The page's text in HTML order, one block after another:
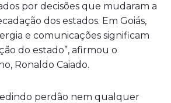
por decisões que mudaram a
dos estados. Em Goiás,
e comunicações significam
do estado”, afirmou o
Ronaldo Caiado.
perdão nem qualquer